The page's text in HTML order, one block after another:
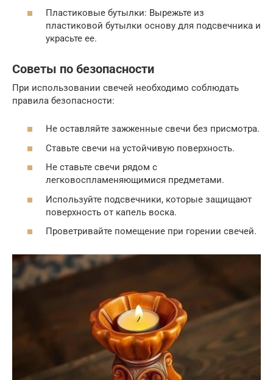
Пластиковые бутылки: Вырежьте из
пластиковой бутылки основу для подсвечника и
украсьте ее.
Советы по безопасности
При использовании свечей необходимо соблюдать
правила безопасности:
Не оставляйте зажженные свечи без присмотра.
Ставьте свечи на устойчивую поверхность.
Не ставьте свечи рядом с
легковоспламеняющимися предметами.
Используйте подсвечники, которые защищают
поверхность от капель воска.
Проветривайте помещение при горении свечей.